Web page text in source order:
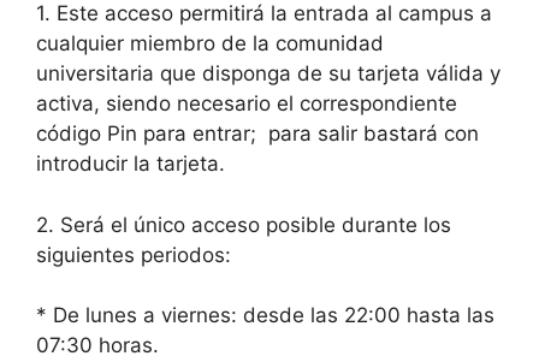
1. Este acceso permitirá la entrada al campus a
cualquier miembro de la comunidad
universitaria que disponga de su tarjeta válida y
activa, siendo necesario el correspondiente
código Pin para entrar; para salir bastará con
introducir la tarjeta.
2. Será el único acceso posible durante los
siguientes periodos:
* De lunes a viernes: desde las 22:00 hasta las
07:30 horas.